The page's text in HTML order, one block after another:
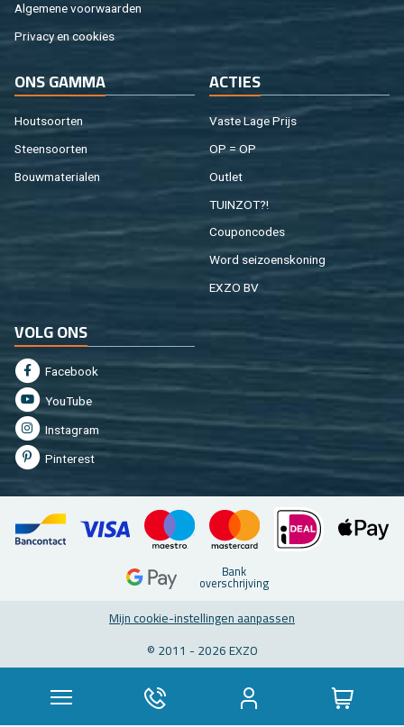
Al­ge­me­ne voor­waar­den
Pri­va­cy en coo­kies
ONS GAMMA
Hout­soor­ten
Steen­soor­ten
Bouw­ma­te­ri­a­len
AC­TIES
Vaste Lage Prijs
OP = OP
Out­let
TUIN­ZOT?!
Cou­pon­co­des
Word sei­zoens­ko­ning
EXZO BV
VOLG ONS
Fa­cebook
You­Tu­be
In­st­agram
Pin­te­rest
Bank
over­schrij­ving
Mijn coo­kie-in­stel­lin­gen aan­pas­sen
© 2011 - 2026 EXZO